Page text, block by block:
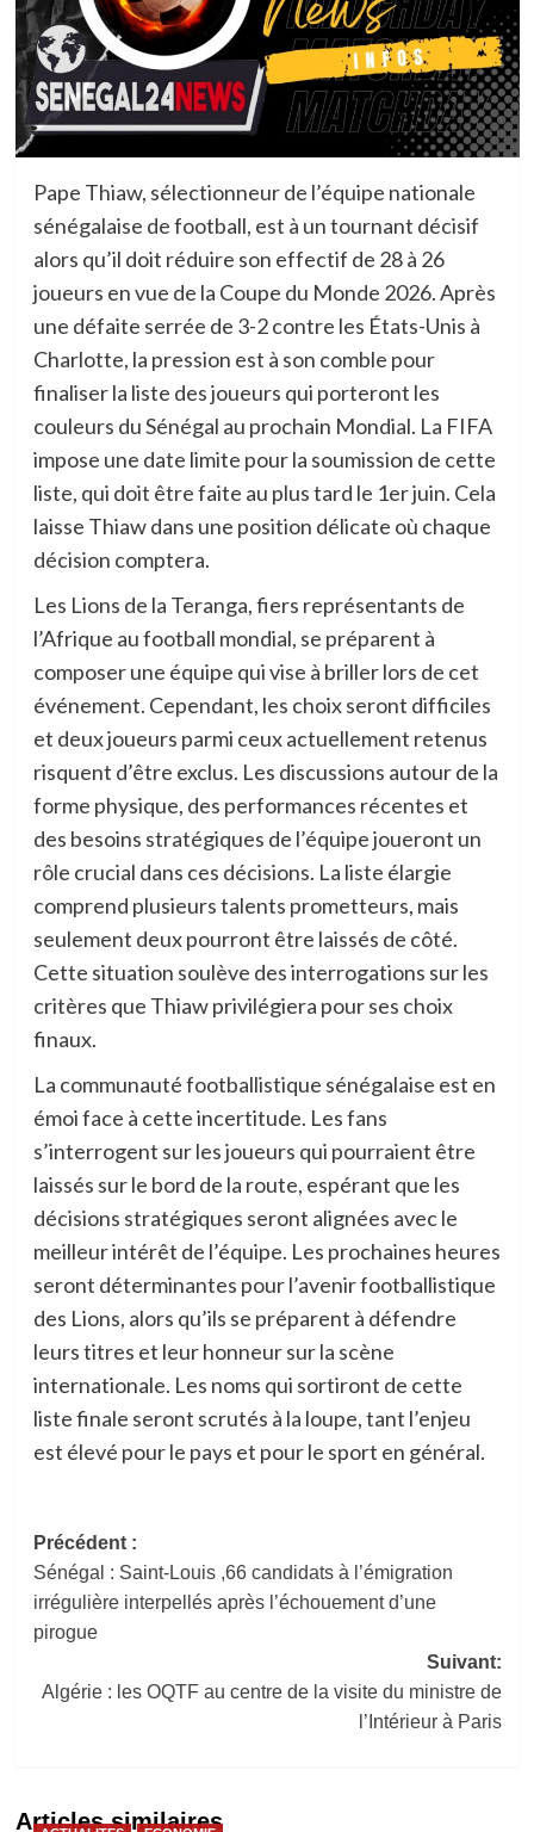
Pape Thiaw, sélectionneur de l’équipe nationale
sénégalaise de football, est à un tournant décisif
alors qu’il doit réduire son effectif de 28 à 26
joueurs en vue de la Coupe du Monde 2026. Après
une défaite serrée de 3-2 contre les États-Unis à
Charlotte, la pression est à son comble pour
finaliser la liste des joueurs qui porteront les
couleurs du Sénégal au prochain Mondial. La FIFA
impose une date limite pour la soumission de cette
liste, qui doit être faite au plus tard le 1er juin. Cela
laisse Thiaw dans une position délicate où chaque
décision comptera.
Les Lions de la Teranga, fiers représentants de
l’Afrique au football mondial, se préparent à
composer une équipe qui vise à briller lors de cet
événement. Cependant, les choix seront difficiles
et deux joueurs parmi ceux actuellement retenus
risquent d’être exclus. Les discussions autour de la
forme physique, des performances récentes et
des besoins stratégiques de l’équipe joueront un
rôle crucial dans ces décisions. La liste élargie
comprend plusieurs talents prometteurs, mais
seulement deux pourront être laissés de côté.
Cette situation soulève des interrogations sur les
critères que Thiaw privilégiera pour ses choix
finaux.
La communauté footballistique sénégalaise est en
émoi face à cette incertitude. Les fans
s’interrogent sur les joueurs qui pourraient être
laissés sur le bord de la route, espérant que les
décisions stratégiques seront alignées avec le
meilleur intérêt de l’équipe. Les prochaines heures
seront déterminantes pour l’avenir footballistique
des Lions, alors qu’ils se préparent à défendre
leurs titres et leur honneur sur la scène
internationale. Les noms qui sortiront de cette
liste finale seront scrutés à la loupe, tant l’enjeu
est élevé pour le pays et pour le sport en général.
Navigation
d’article
Précédent :
Sénégal : Saint-Louis ,66 candidats à l’émigration
irrégulière interpellés après l’échouement d’une
pirogue
Suivant:
Algérie : les OQTF au centre de la visite du ministre de
l’Intérieur à Paris
Articles similaires